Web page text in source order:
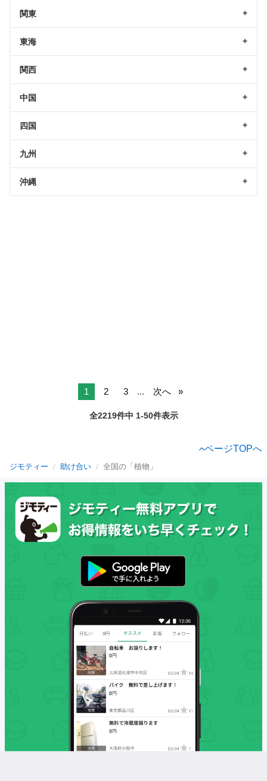
関東
東海
関西
中国
四国
九州
沖縄
1 2 3 ... 次へ
全2219件中 1-50件表示
ページTOPへ
ジモティー 助け合い 全国の「植物」